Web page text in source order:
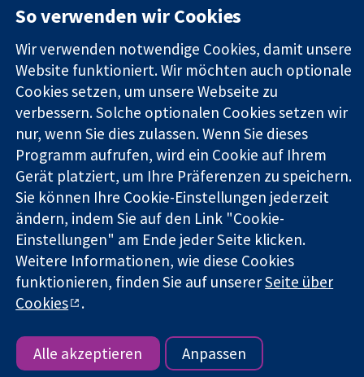
Zuverlässige
Evidenz
Informierte
Entscheidungen
Bessere
Gesundheit
11-13 Cavendish
Square
London
W1G0AN
Vereinigtes
Königreich
Neuigkeiten
Pressestelle
Über uns
Cochrane
Library
Die Cochrane Collaboration ist eine gemeinützige Organisation
(Nr. 1045921) und in England und in Wales als eine Gesellschaft
mit beschränkter Haftung (Nr. 03044323) registriert.
Umsatzsteuer-Identifikationsnummer GB 718 2127 49.
Copyright © 2026 The Cochrane Collaboration
Bedingungen für die Webseite
So verwenden wir Cookies
Wir verwenden notwendige Cookies, damit unsere
Website funktioniert. Wir möchten auch optionale
Cookies setzen, um unsere Webseite zu
verbessern. Solche optionalen Cookies setzen wir
nur, wenn Sie dies zulassen. Wenn Sie dieses
Programm aufrufen, wird ein Cookie auf Ihrem
Gerät platziert, um Ihre Präferenzen zu speichern.
Sie können Ihre Cookie-Einstellungen jederzeit
ändern, indem Sie auf den Link "Cookie-
Einstellungen" am Ende jeder Seite klicken.
Weitere Informationen, wie diese Cookies
funktionieren, finden Sie auf unsererSeite über
Cookies
.
Alle akzeptieren Anpassen